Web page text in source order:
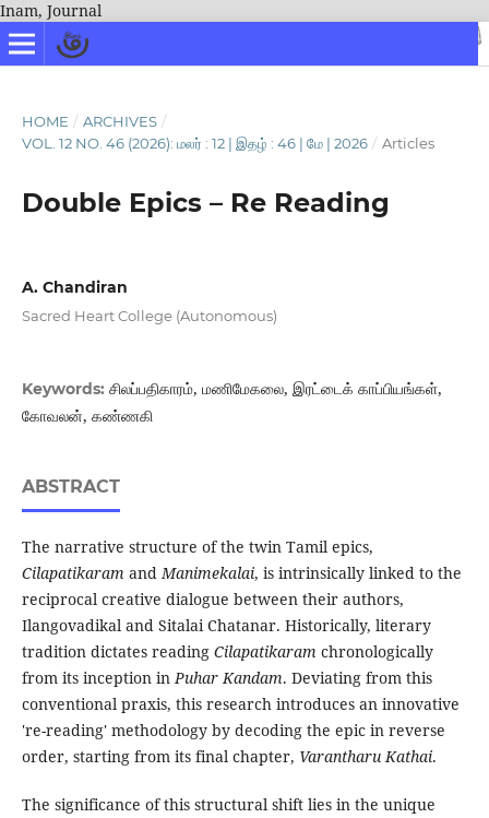
Inam, Journal
HOME / ARCHIVES /
VOL. 12 NO. 46 (2026): மலர் : 12 | இதழ் : 46 | மே | 2026 / Articles
Double Epics – Re Reading
A. Chandiran
Sacred Heart College (Autonomous)
Keywords: சிலப்பதிகாரம், மணிமேகலை, இரட்டைக் காப்பியங்கள்,
கோவலன், கண்ணகி
ABSTRACT
The narrative structure of the twin Tamil epics,
Cilapatikaram and Manimekalai, is intrinsically linked to the
reciprocal creative dialogue between their authors,
Ilangovadikal and Sitalai Chatanar. Historically, literary
tradition dictates reading Cilapatikaram chronologically
from its inception in Puhar Kandam. Deviating from this
conventional praxis, this research introduces an innovative
're-reading' methodology by decoding the epic in reverse
order, starting from its final chapter, Varantharu Kathai.
The significance of this structural shift lies in the unique